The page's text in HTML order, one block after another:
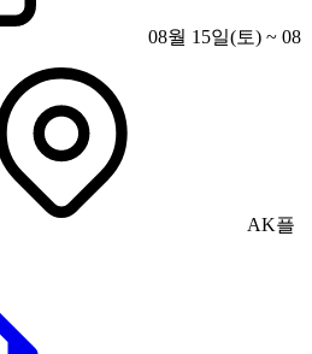
08월 15일(토) ~ 08
AK플